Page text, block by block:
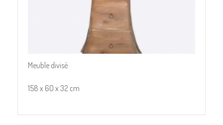
Meuble divisé.
158 x 60 x 32 cm